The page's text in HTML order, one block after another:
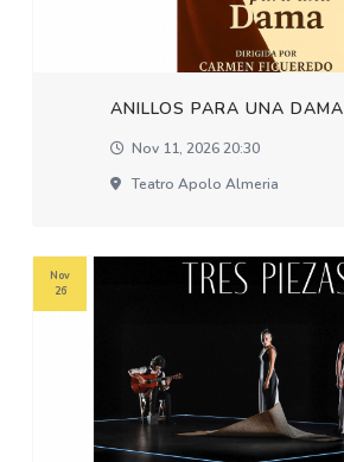
ANILLOS PARA UNA DAMA
Nov 11, 2026 20:30
Teatro Apolo Almeria
Nov
26